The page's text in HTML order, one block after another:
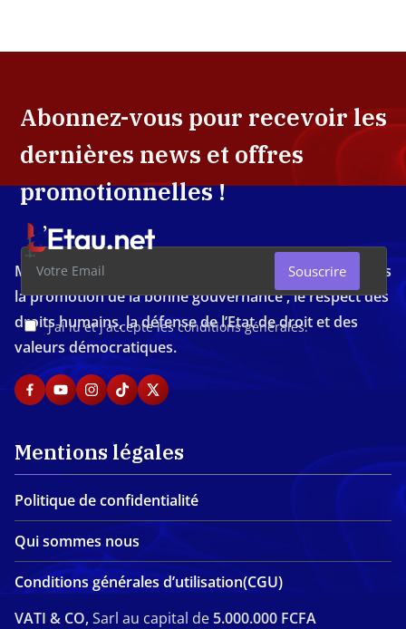
Abonnez-vous pour recevoir les
dernières news et offres
promotionnelles !
J'ai lu et j'accepte les conditions générales.
Souscrire
Média d'investigation ivoirien résolument engagé dans
la promotion de la bonne gouvernance , le respect des
droits humains, la défense de l’Etat de droit et des
valeurs démocratiques.
Mentions légales
Politique de confidentialité
Qui sommes nous
Conditions générales d’utilisation(CGU)
VATI & CO,Sarl au capital de 5.000.000 FCFA